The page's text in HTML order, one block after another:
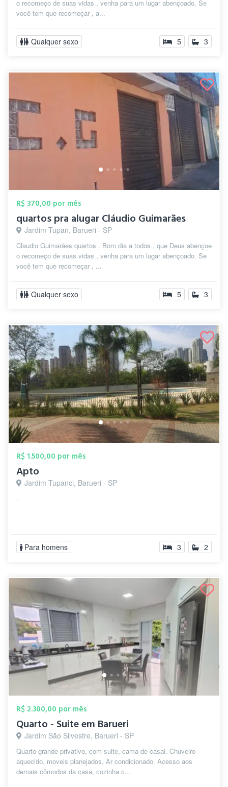
o recomeço de suas vidas , venha para um lugar abençoado. Se
você tem que recomeçar , a...
Qualquer sexo 5 3
R$ 370,00 por mês
quartos pra alugar Cláudio Guimarães
Jardim Tupan, Barueri - SP
Claudio Guimarães quartos . Bom dia a todos , que Deus abençoe
o recomeço de suas vidas , venha para um lugar abençoado. Se
você tem que recomeçar , ...
Qualquer sexo 5 3
R$ 1.500,00 por mês
Apto
Jardim Tupanci, Barueri - SP
.
Para homens 3 2
R$ 2.300,00 por mês
Quarto - Suite em Barueri
Jardim São Silvestre, Barueri - SP
Quarto grande privativo, com suite, cama de casal. Chuveiro
aquecido. moveis planejados. Ar condicionado. Acesso aos
demais cômodos da casa, cozinha c...